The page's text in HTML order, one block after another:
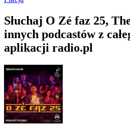
Słuchaj O Zé faz 25,
innych podcastów z
aplikacji radio.pl